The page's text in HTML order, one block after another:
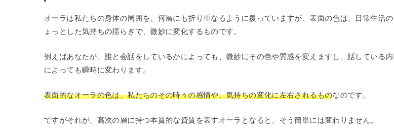
オーラは私たちの身体の周囲を、何層にも折り重なるように覆っていますが、表面の色は、日常生活の
ょっとした気持ちの揺らぎで、微妙に変化するものです。
例えばあなたが、誰と会話をしているかによっても、微妙にその色や質感を変えますし、話している
によっても瞬時に変わります。
表面的なオーラの色は、私たちのその時々の感情や、気持ちの変化に左右されるものなのです。
ですがそれが、高次の層に持つ本質的な資質を表すオーラとなると、そう簡単には変わりません。